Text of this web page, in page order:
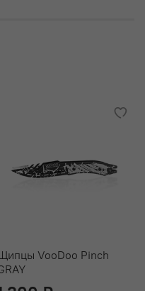
Все элементы
элементы продувки и
VooDoo Smoke
что делает их
Down
VooDoo Pinch